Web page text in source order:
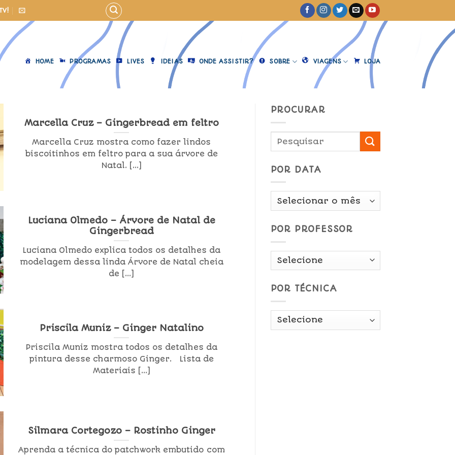
HOME PROGRAMAS LIVES IDEIAS ONDE ASSISTIR? SOBRE VIAGENS LOJA
Marcella Cruz – Gingerbread em feltro
Marcella Cruz mostra como fazer lindos
biscoitinhos em feltro para a sua árvore de
Natal. [...]
Luciana Olmedo – Árvore de Natal de
Gingerbread
Luciana Olmedo explica todos os detalhes da
modelagem dessa linda Árvore de Natal cheia
de [...]
Priscila Muniz – Ginger Natalino
Priscila Muniz mostra todos os detalhes da
pintura desse charmoso Ginger. Lista de
Materiais [...]
Silmara Cortegozo – Rostinho Ginger
Aprenda a técnica do patchwork embutido com
PROCURAR
POR DATA
Por
POR PROFESSOR
POR TÉCNICA